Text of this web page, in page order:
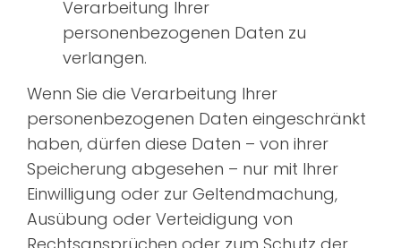
Verarbeitung Ihrer
personenbezogenen Daten zu
verlangen.
Wenn Sie die Verarbeitung Ihrer
personenbezogenen Daten eingeschränkt
haben, dürfen diese Daten – von ihrer
Speicherung abgesehen – nur mit Ihrer
Einwilligung oder zur Geltendmachung,
Ausübung oder Verteidigung von